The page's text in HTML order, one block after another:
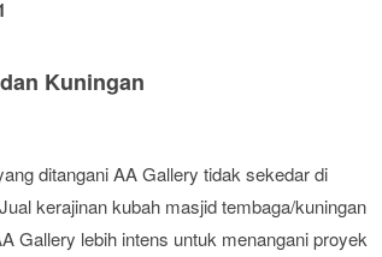
Kuningan
ditangani AA Gallery tidak sekedar di
kerajinan kubah masjid tembaga/kuningan
Gallery lebih intens untuk menangani proyek